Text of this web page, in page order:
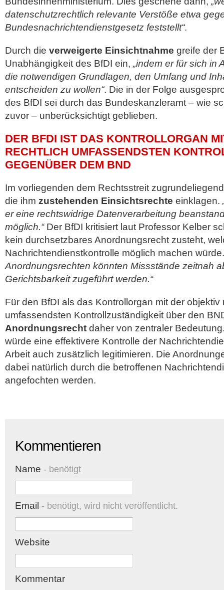
datenschutzrechtlich relevante Verstöße etwa
Bundesnachrichtendienstgesetz feststellt“.
Durch die verweigerte Einsichtnahme greife der
Unabhängigkeit des BfDI ein, „indem er für sich in
die notwendigen Grundlagen, den Umfang und
entscheiden zu wollen“. Die in der Folge
des BfDI sei durch das Bundeskanzleramt – wie
zuvor – unberücksichtigt geblieben.
DER BFDI IST DAS KONTROLLORGAN
RECHTLICH UMFASSENDSTEN
GEGENÜBER DEM BND
Im vorliegenden dem Rechtsstreit
die ihm zustehenden Einsichtsrechte einklagen.
er eine rechtswidrige Datenverarbeitung
möglich.“Der BfDI kritisiert laut Professor Kelber
kein durchsetzbares Anordnungsrecht zusteht,
Nachrichtendienstkontrolle möglich machen würde.
Anordnungsrechten könnten Missstände zeitnah
Gerichtsbarkeit zugeführt werden.“
Für den BfDI als das Kontrollorgan mit der objektiv
umfassendsten Kontrollzuständigkeit über den
Anordnungsrecht daher von zentraler
würde eine effektivere Kontrolle der
Arbeit auch zusätzlich legitimieren. Die
dabei natürlich durch die betroffenen
angefochten werden.
Kommentieren
Name - benötigt
Email - benötigt, wird nicht veröffentlicht.
Website
Kommentar